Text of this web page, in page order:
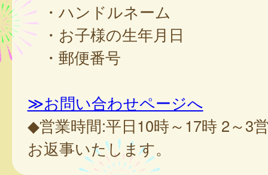
・ハンドルネーム
・お子様の生年月日
・郵便番号
≫お問い合わせページへ
◆営業時間:平日10時～17時 2～3
お返事いたします。